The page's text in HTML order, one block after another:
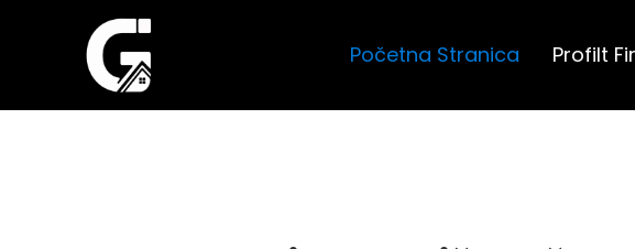
Početna Stranica Profilt